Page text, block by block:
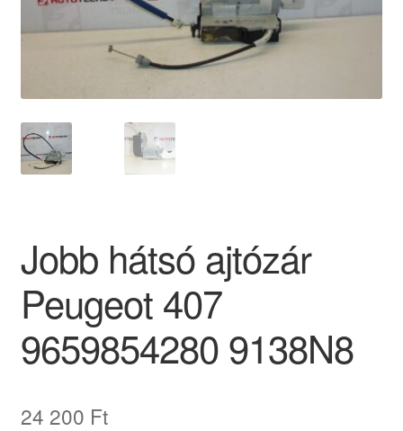
Panaszkezelési szabályzat
Saját fiókom
Szállítás világszerte
Szekér
Jobb hátsó ajtózár
Peugeot 407
9659854280 9138N8
24 200 Ft